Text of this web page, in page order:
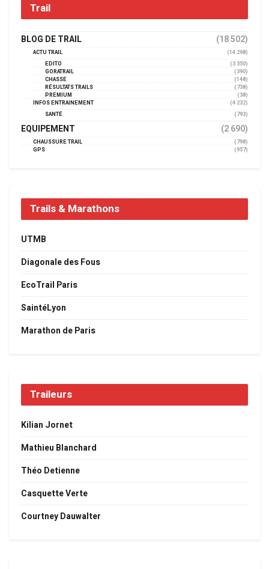
Trail
BLOG DE TRAIL (18 502)
ACTU TRAIL
(14 298)
EDITO
(3 350)
GORATRAIL
(390)
CHASSE
(148)
RÉSULTATS TRAILS
(738)
PREMIUM
(38)
INFOS ENTRAINEMENT
(4 232)
SANTÉ
(793)
EQUIPEMENT (2 690)
CHAUSSURE TRAIL
(798)
GPS
(957)
Trails & Marathons
UTMB
Diagonale des Fous
EcoTrail Paris
SaintéLyon
Marathon de Paris
Traileurs
Kilian Jornet
Mathieu Blanchard
Théo Detienne
Casquette Verte
Courtney Dauwalter